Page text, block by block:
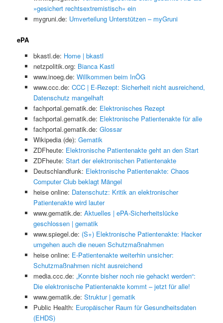
»gesichert rechtsextremistisch« ein
mygruni.de: Umverteilung Unterstützen – myGruni
ePA
bkastl.de: Home | bkastl
netzpolitik.org: Bianca Kastl
www.inoeg.de: Willkommen beim InÖG
www.ccc.de: CCC | E-Rezept: Sicherheit nicht ausreichend,
Datenschutz mangelhaft
fachportal.gematik.de: Elektronisches Rezept
fachportal.gematik.de: Elektronische Patientenakte für alle
fachportal.gematik.de: Glossar
Wikipedia (de): Gematik
ZDFheute: Elektronische Patientenakte geht an den Start
ZDFheute: Start der elektronischen Patientenakte
Deutschlandfunk: Elektronische Patientenakte: Chaos
Computer Club beklagt Mängel
heise online: Datenschutz: Kritik an elektronischer
Patientenakte wird lauter
www.gematik.de: Aktuelles | ePA-Sicherheitslücke
geschlossen | gematik
www.spiegel.de: (S+) Elektronische Patientenakte: Hacker
umgehen auch die neuen Schutzmaßnahmen
heise online: E-Patientenakte weiterhin unsicher:
Schutzmaßnahmen nicht ausreichend
media.ccc.de: „Konnte bisher noch nie gehackt werden“:
Die elektronische Patientenakte kommt – jetzt für alle!
www.gematik.de: Struktur | gematik
Public Health: Europäischer Raum für Gesundheitsdaten
(EHDS)